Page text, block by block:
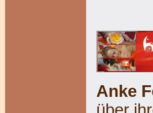
Anke